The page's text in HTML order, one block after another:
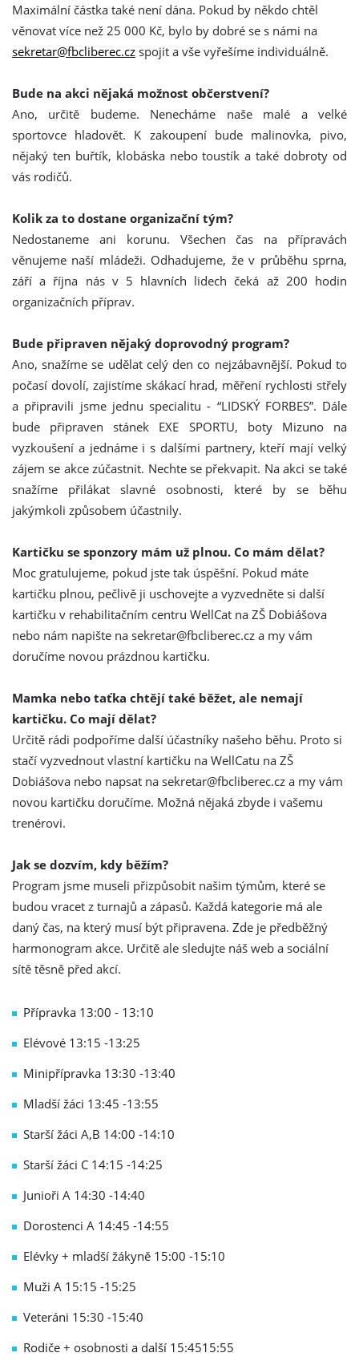
Maximální částka také není dána. Pokud by někdo chtěl
věnovat více než 25 000 Kč, bylo by dobré se s námi na
sekretar@fbcliberec.cz spojit a vše vyřešíme individuálně.
Bude na akci nějaká možnost občerstvení?
Ano, určitě budeme. Nenecháme naše malé a velké
sportovce hladovět. K zakoupení bude malinovka, pivo,
nějaký ten buřtík, klobáska nebo toustík a také dobroty od
vás rodičů.
Kolik za to dostane organizační tým?
Nedostaneme ani korunu. Všechen čas na přípravách
věnujeme naší mládeži. Odhadujeme, že v průběhu sprna,
září a října nás v 5 hlavních lidech čeká až 200 hodin
organizačních příprav.
Bude připraven nějaký doprovodný program?
Ano, snažíme se udělat celý den co nejzábavnější. Pokud to
počasí dovolí, zajistíme skákací hrad, měření rychlosti střely
a připravili jsme jednu specialitu - “LIDSKÝ FORBES”. Dále
bude připraven stánek EXE SPORTU, boty Mizuno na
vyzkoušení a jednáme i s dalšími partnery, kteří mají velký
zájem se akce zúčastnit. Nechte se překvapit. Na akci se také
snažíme přilákat slavné osobnosti, které by se běhu
jakýmkoli způsobem účastnily.
Kartičku se sponzory mám už plnou. Co mám dělat?
Moc gratulujeme, pokud jste tak úspěšní. Pokud máte
kartičku plnou, pečlivě ji uschovejte a vyzvedněte si další
kartičku v rehabilitačním centru WellCat na ZŠ Dobiášova
nebo nám napište na sekretar@fbcliberec.cz a my vám
doručíme novou prázdnou kartičku.
Mamka nebo taťka chtějí také běžet, ale nemají
kartičku. Co mají dělat?
Určitě rádi podpoříme další účastníky našeho běhu. Proto si
stačí vyzvednout vlastní kartičku na WellCatu na ZŠ
Dobiášova nebo napsat na sekretar@fbcliberec.cz a my vám
novou kartičku doručíme. Možná nějaká zbyde i vašemu
trenérovi.
Jak se dozvím, kdy běžím?
Program jsme museli přizpůsobit našim týmům, které se
budou vracet z turnajů a zápasů. Každá kategorie má ale
daný čas, na který musí být připravena. Zde je předběžný
harmonogram akce. Určitě ale sledujte náš web a sociální
sítě těsně před akcí.
Přípravka 13:00 - 13:10
Elévové 13:15 -13:25
Minipřípravka 13:30 -13:40
Mladší žáci 13:45 -13:55
Starší žáci A,B 14:00 -14:10
Starší žáci C 14:15 -14:25
Junioři A 14:30 -14:40
Dorostenci A 14:45 -14:55
Elévky + mladší žákyně 15:00 -15:10
Muži A 15:15 -15:25
Veteráni 15:30 -15:40
Rodiče + osobnosti a další 15:4515:55